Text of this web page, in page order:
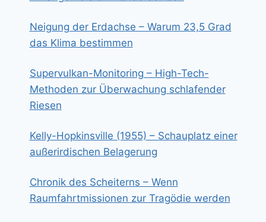
Neigung der Erdachse – Warum 23,5 Grad
das Klima bestimmen
Supervulkan-Monitoring – High-Tech-
Methoden zur Überwachung schlafender
Riesen
Kelly-Hopkinsville (1955) – Schauplatz einer
außerirdischen Belagerung
Chronik des Scheiterns – Wenn
Raumfahrtmissionen zur Tragödie werden